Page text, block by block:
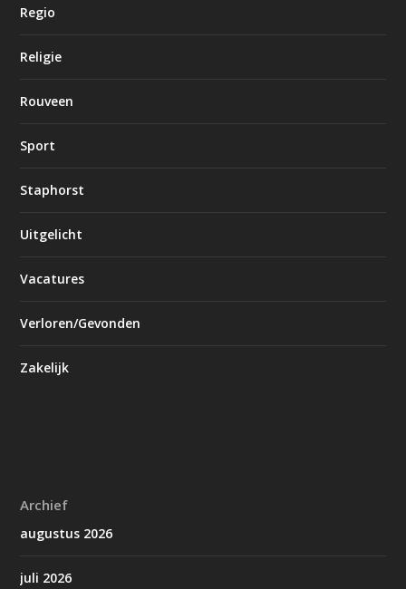
Regio
Religie
Rouveen
Sport
Staphorst
Uitgelicht
Vacatures
Verloren/Gevonden
Zakelijk
Archief
augustus 2026
juli 2026